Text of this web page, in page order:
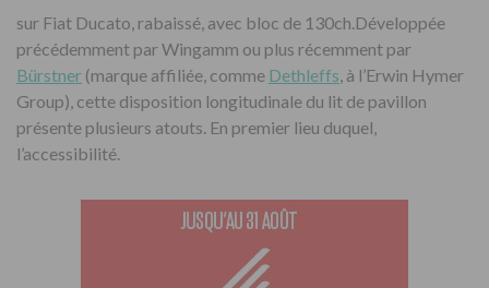
sur Fiat Ducato, rabaissé, avec bloc de 130ch.Développée
précédemment par Wingamm ou plus récemment par
Bürstner (marque affiliée, comme Dethleffs, à l’Erwin Hymer
Group), cette disposition longitudinale du lit de pavillon
présente plusieurs atouts. En premier lieu duquel,
l’accessibilité.